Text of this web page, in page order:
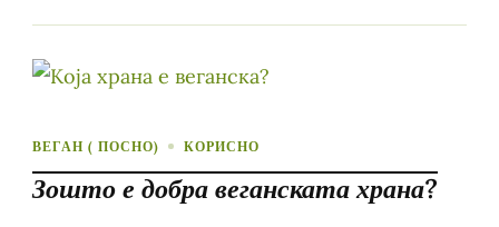
ВЕГАН ( ПОСНО) КОРИСНО
Зошто е добра веганската храна?